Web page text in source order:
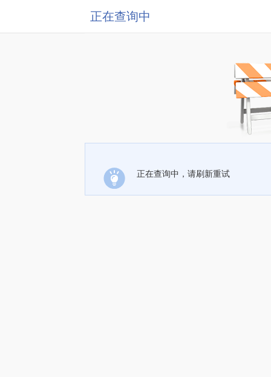
正在查询中
正在查询中，请刷新重试